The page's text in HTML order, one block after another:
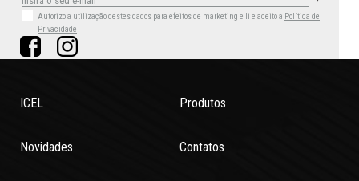
Autorizo a utilização destes dados para efeitos de marketing e li e aceito a Política de
Privacidade
ICEL Produtos
Novidades Contatos